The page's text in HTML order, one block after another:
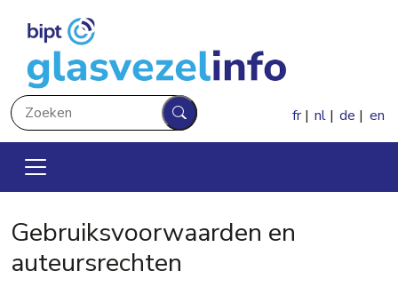
Zoeken
Zoeken
fr nl de en
Gebruiksvoorwaarden en
auteursrechten